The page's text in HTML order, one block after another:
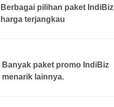
Berbagai pilihan paket IndiBiz
harga terjangkau
Banyak paket promo IndiBiz
menarik lainnya.